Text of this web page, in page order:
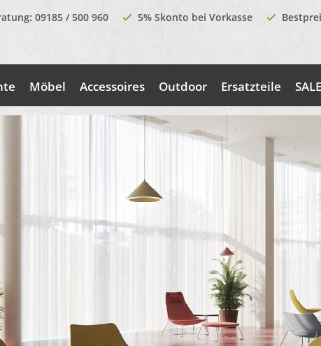
09185 / 500 960 5% Skonto bei Vorkasse
Möbel Accessoires Outdoor Ersatzteile